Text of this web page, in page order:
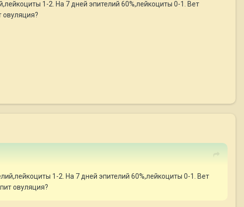
1-2. На 7 дней эпителий 60%,лейкоциты 0-1. Вет
овуляция?
1-2. На 7 дней эпителий 60%,лейкоциты 0-1. Вет
овуляция?